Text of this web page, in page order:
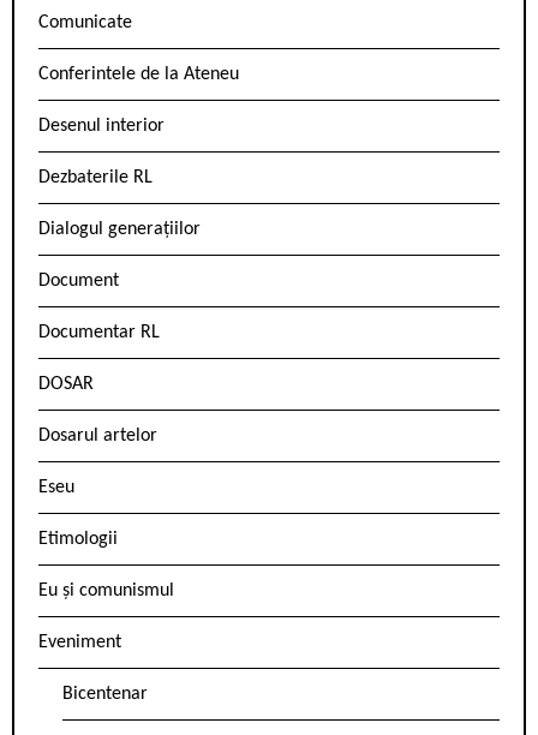
Comunicate
Conferintele de la Ateneu
Desenul interior
Dezbaterile RL
Dialogul generațiilor
Document
Documentar RL
DOSAR
Dosarul artelor
Eseu
Etimologii
Eu și comunismul
Eveniment
Bicentenar